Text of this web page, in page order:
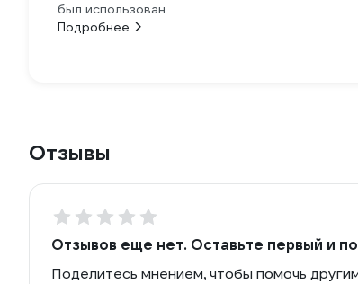
был использован
Подробнее
Отзывы
Отзывов еще нет. Оставьте первый и
Поделитесь мнением, чтобы помочь